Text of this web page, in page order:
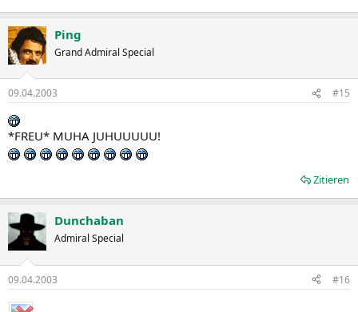
Ping
Grand Admiral Special
09.04.2003 #15
*FREU* MUHA JUHUUUUU!
Zitieren
Dunchaban
Admiral Special
09.04.2003 #16